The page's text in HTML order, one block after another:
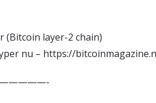
(Bitcoin layer-2 chain)
nu – https://